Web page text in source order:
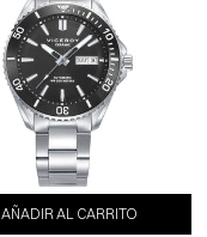
AÑADIR AL CARRITO